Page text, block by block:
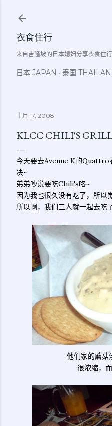
衣食住行
来自吉隆坡的日本媳妇分享衣食
日本 JAPAN 泰国
十月 17, 2008
KLCC CHILI'S
今天要去Avenue K的Quattro
决~
弟弟吵说要吃Chili's咯~
因为我也很久没有吃了，所以
所以啊，我们三人就一起去吃
他们家的蘑菇
很浓缩，